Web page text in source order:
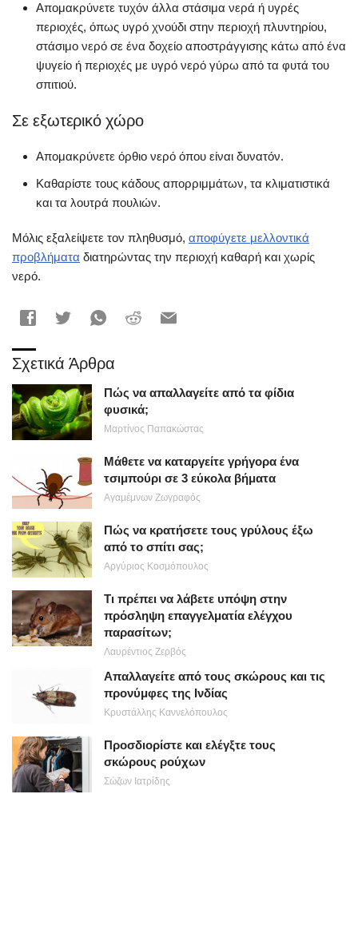
Απομακρύνετε τυχόν άλλα στάσιμα νερά ή υγρές
περιοχές, όπως υγρό χνούδι στην περιοχή πλυντηρίου,
στάσιμο νερό σε ένα δοχείο αποστράγγισης κάτω από ένα
ψυγείο ή περιοχές με υγρό νερό γύρω από τα φυτά του
σπιτιού.
Σε εξωτερικό χώρο
Απομακρύνετε όρθιο νερό όπου είναι δυνατόν.
Καθαρίστε τους κάδους απορριμμάτων, τα κλιματιστικά
και τα λουτρά πουλιών.
Μόλις εξαλείψετε τον πληθυσμό, αποφύγετε μελλοντικά
προβλήματα διατηρώντας την περιοχή καθαρή και χωρίς
νερό.
Σχετικά Άρθρα
Πώς να απαλλαγείτε από τα φίδια
φυσικά;
Μαρτίνος Παπακώστας
Μάθετε να καταργείτε γρήγορα ένα
τσιμπούρι σε 3 εύκολα βήματα
Αγαμέμνων Ζωγραφός
Πώς να κρατήσετε τους γρύλους έξω
από το σπίτι σας;
Αργύριος Κοσμόπουλος
Τι πρέπει να λάβετε υπόψη στην
πρόσληψη επαγγελματία ελέγχου
παρασίτων;
Λαυρέντιος Ζερβός
Απαλλαγείτε από τους σκώρους και τις
προνύμφες της Ινδίας
Κρυστάλλης Καννελόπουλος
Προσδιορίστε και ελέγξτε τους
σκώρους ρούχων
Σώζων Ιατρίδης